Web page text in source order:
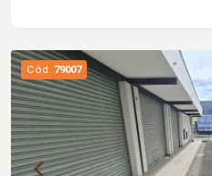
Cód. 79007